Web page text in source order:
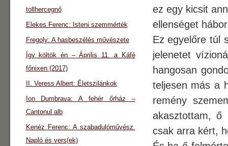
ez egy kicsit
ellenséget
Ez egyelőre túl
jelenetet
hangosan
teljesen más a
remény
akasztottam, ő
csak arra kért,
tollhercegnő
Elekes Ferenc: Isteni szemmérték
Fregoly: A hasbeszélés művészete
Így költök én – Április 11. a Káfé
főnixen (2017)
II. Veress Albert: Életszilánkok
Ion Dumbrava: A fehér őrház –
Cantonul alb
Kenéz Ferenc: A szabadulóművész.
Napló és vers(ek)